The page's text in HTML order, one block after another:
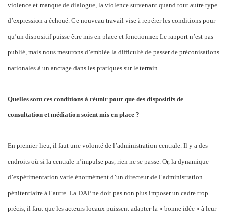
violence et manque de dialogue, la violence survenant quand tout autre type
d’expression a échoué. Ce nouveau travail vise à repérer les conditions pour
qu’un dispositif puisse être mis en place et fonctionner. Le rapport n’est pas
publié, mais nous mesurons d’emblée la difficulté de passer de préconisations
nationales à un ancrage dans les pratiques sur le terrain.
Quelles sont ces conditions à réunir pour que des dispositifs de
consultation et médiation soient mis en place ?
En premier lieu, il faut une volonté de l’administration centrale. Il y a des
endroits où si la centrale n’impulse pas, rien ne se passe. Or, la dynamique
d’expérimentation varie énormément d’un directeur de l’administration
pénitentiaire à l’autre. La DAP ne doit pas non plus imposer un cadre trop
précis, il faut que les acteurs locaux puissent adapter la « bonne idée » à leur